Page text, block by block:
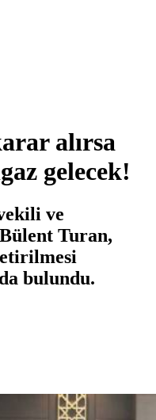
alırsa
gelecek!
ve
Turan,
bulundu.